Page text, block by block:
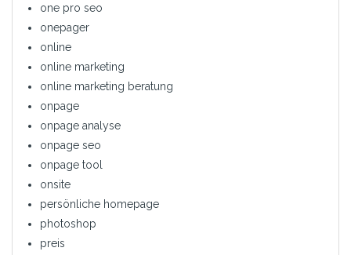
one pro seo
onepager
online
online marketing
online marketing beratung
onpage
onpage analyse
onpage seo
onpage tool
onsite
persönliche homepage
photoshop
preis